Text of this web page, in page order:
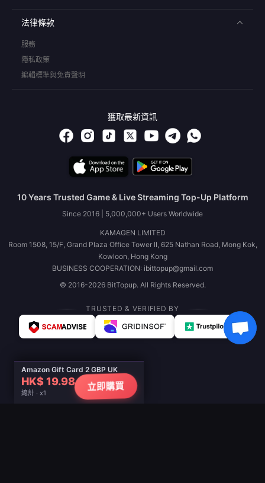
Amazon Gift Card 2 GBP UK
HK$ 19.98
總計 · x1
立即購買
法律條款
服務
隱私政策
編輯標準與免責聲明
獲取最新資訊
10 Years Trusted Game & Live Streaming Top-Up Platform
Since 2016 | 5,000,000+ Users Worldwide
KAMAGEN LIMITED
Room 1508, 15/F, Grand Plaza Office Tower II, 625 Nathan Road, Mong Kok,
Kowloon, Hong Kong
BUSINESS COOPERATION: ibittopup@gmail.com
© 2016-2026 BitTopup. All Rights Reserved.
TRUSTED & VERIFIED BY